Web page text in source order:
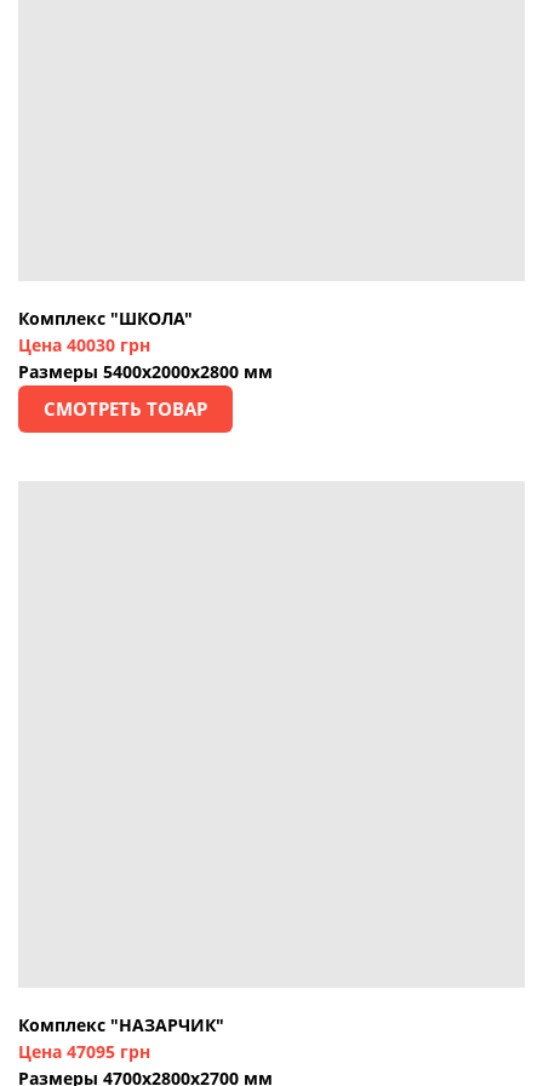
Комплекс "ШКОЛА"
Цена 40030 грн
Размеры 5400х2000х2800 мм
СМОТРЕТЬ ТОВАР
Комплекс "НАЗАРЧИК"
Цена 47095 грн
Размеры 4700х2800х2700 мм